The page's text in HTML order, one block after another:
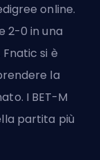
online.
2-0 in una
si è
la
I BET-M
partita più